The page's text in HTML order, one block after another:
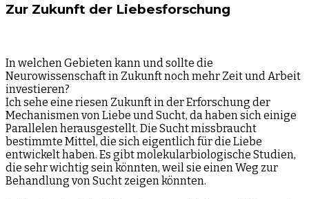
Zur Zukunft der Liebesforschung
In welchen Gebieten kann und sollte die
Neurowissenschaft in Zukunft noch mehr Zeit und Arbeit
investieren?
Ich sehe eine riesen Zukunft in der Erforschung der
Mechanismen von Liebe und Sucht, da haben sich einige
Parallelen herausgestellt. Die Sucht missbraucht
bestimmte Mittel, die sich eigentlich für die Liebe
entwickelt haben. Es gibt molekularbiologische Studien,
die sehr wichtig sein könnten, weil sie einen Weg zur
Behandlung von Sucht zeigen könnten.